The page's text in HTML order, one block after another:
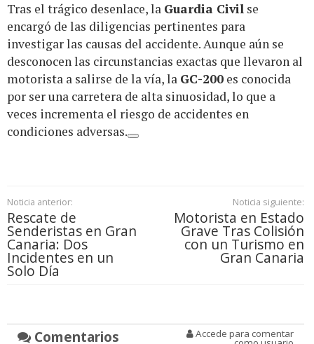
Tras el trágico desenlace, la Guardia Civil se
encargó de las diligencias pertinentes para
investigar las causas del accidente. Aunque aún se
desconocen las circunstancias exactas que llevaron al
motorista a salirse de la vía, la GC-200 es conocida
por ser una carretera de alta sinuosidad, lo que a
veces incrementa el riesgo de accidentes en
condiciones adversas.
Noticia anterior:
Rescate de
Senderistas en Gran
Canaria: Dos
Incidentes en un
Solo Día
Noticia siguiente:
Motorista en Estado
Grave Tras Colisión
con un Turismo en
Gran Canaria
Comentarios Accede para comentar